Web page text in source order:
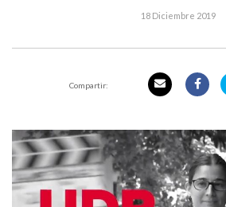
18 Diciembre 2019
Compartir: